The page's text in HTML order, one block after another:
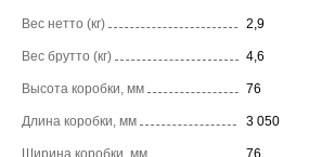
Вес нетто (кг) 2,9
Вес брутто (кг) 4,6
Высота коробки, мм 76
Длина коробки, мм 3 050
Ширина коробки, мм 76